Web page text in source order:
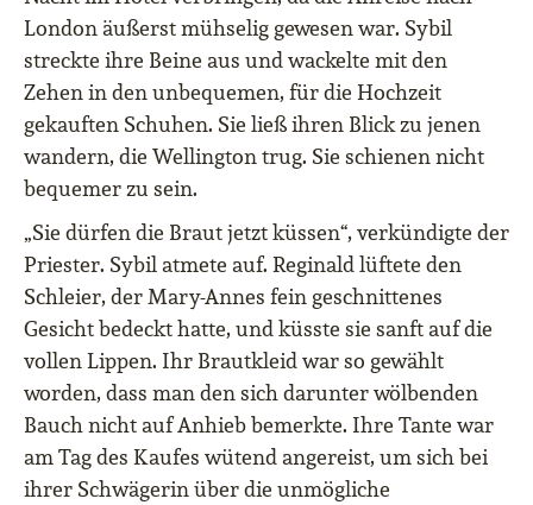
London äußerst mühselig gewesen war. Sybil
streckte ihre Beine aus und wackelte mit den
Zehen in den unbequemen, für die Hochzeit
gekauften Schuhen. Sie ließ ihren Blick zu jenen
wandern, die Wellington trug. Sie schienen nicht
bequemer zu sein.
„Sie dürfen die Braut jetzt küssen“, verkündigte der
Priester. Sybil atmete auf. Reginald lüftete den
Schleier, der Mary-Annes fein geschnittenes
Gesicht bedeckt hatte, und küsste sie sanft auf die
vollen Lippen. Ihr Brautkleid war so gewählt
worden, dass man den sich darunter wölbenden
Bauch nicht auf Anhieb bemerkte. Ihre Tante war
am Tag des Kaufes wütend angereist, um sich bei
ihrer Schwägerin über die unmögliche